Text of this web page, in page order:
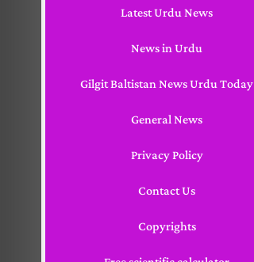
Latest Urdu News
News in Urdu
Gilgit Baltistan News Urdu Today
General News
Privacy Policy
Contact Us
Copyrights